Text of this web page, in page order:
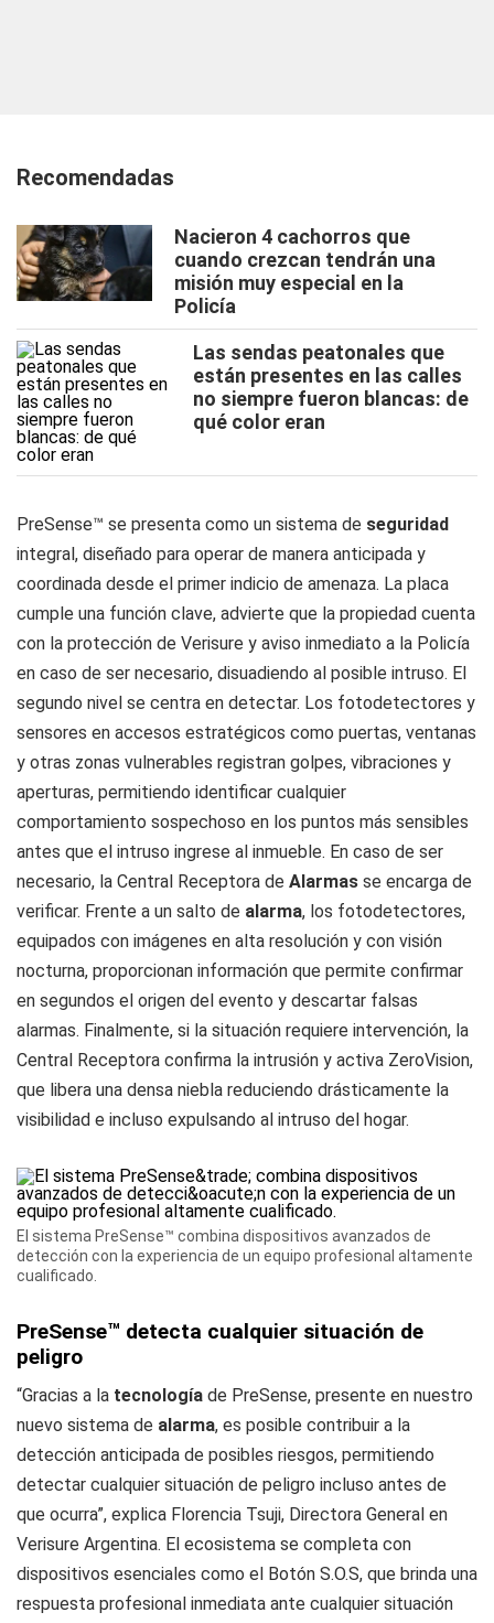
Recomendadas
Nacieron 4 cachorros que
cuando crezcan tendrán una
misión muy especial en la
Policía
Las sendas peatonales que
están presentes en las calles
no siempre fueron blancas: de
qué color eran
PreSense™ se presenta como un sistema de seguridad
integral, diseñado para operar de manera anticipada y
coordinada desde el primer indicio de amenaza. La placa
cumple una función clave, advierte que la propiedad cuenta
con la protección de Verisure y aviso inmediato a la Policía
en caso de ser necesario, disuadiendo al posible intruso. El
segundo nivel se centra en detectar. Los fotodetectores y
sensores en accesos estratégicos como puertas, ventanas
y otras zonas vulnerables registran golpes, vibraciones y
aperturas, permitiendo identificar cualquier
comportamiento sospechoso en los puntos más sensibles
antes que el intruso ingrese al inmueble. En caso de ser
necesario, la Central Receptora de Alarmas se encarga de
verificar. Frente a un salto de alarma, los fotodetectores,
equipados con imágenes en alta resolución y con visión
nocturna, proporcionan información que permite confirmar
en segundos el origen del evento y descartar falsas
alarmas. Finalmente, si la situación requiere intervención, la
Central Receptora confirma la intrusión y activa ZeroVision,
que libera una densa niebla reduciendo drásticamente la
visibilidad e incluso expulsando al intruso del hogar.
El sistema PreSense™ combina dispositivos avanzados de
detección con la experiencia de un equipo profesional altamente
cualificado.
PreSense™ detecta cualquier situación de
peligro
“Gracias a la tecnología de PreSense, presente en nuestro
nuevo sistema de alarma, es posible contribuir a la
detección anticipada de posibles riesgos, permitiendo
detectar cualquier situación de peligro incluso antes de
que ocurra”, explica Florencia Tsuji, Directora General en
Verisure Argentina. El ecosistema se completa con
dispositivos esenciales como el Botón S.O.S, que brinda una
respuesta profesional inmediata ante cualquier situación